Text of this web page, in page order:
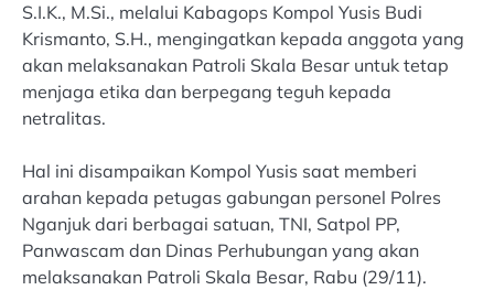
S.I.K., M.Si., melalui Kabagops Kompol Yusis Budi
Krismanto, S.H., mengingatkan kepada anggota yang
akan melaksanakan Patroli Skala Besar untuk tetap
menjaga etika dan berpegang teguh kepada
netralitas.
Hal ini disampaikan Kompol Yusis saat memberi
arahan kepada petugas gabungan personel Polres
Nganjuk dari berbagai satuan, TNI, Satpol PP,
Panwascam dan Dinas Perhubungan yang akan
melaksanakan Patroli Skala Besar, Rabu (29/11).